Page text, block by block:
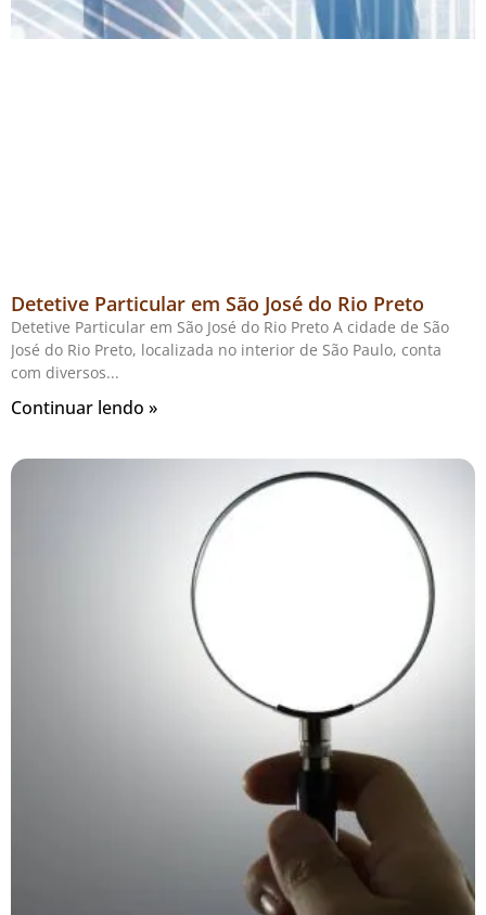
Detetive Particular em São José do Rio Preto
Detetive Particular em São José do Rio Preto A cidade de São
José do Rio Preto, localizada no interior de São Paulo, conta
com diversos
Continuar lendo »